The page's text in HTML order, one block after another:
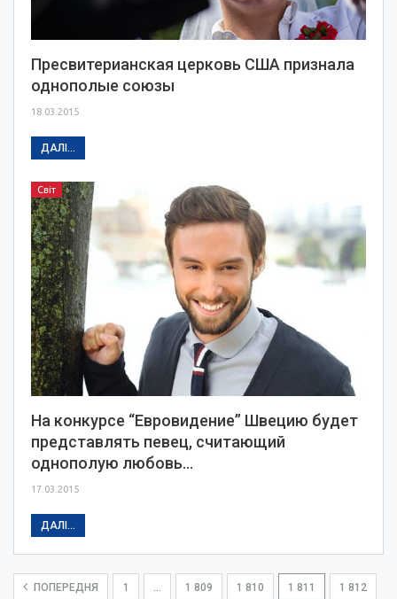
Пресвитерианская церковь США признала
однополые союзы
18.03.2015
ДАЛІ...
Світ
На конкурсе “Евровидение” Швецию будет
представлять певец, считающий
однополую любовь…
17.03.2015
ДАЛІ...
ПОПЕРЕДНЯ 1 1 809 1 810 1 811 1 812